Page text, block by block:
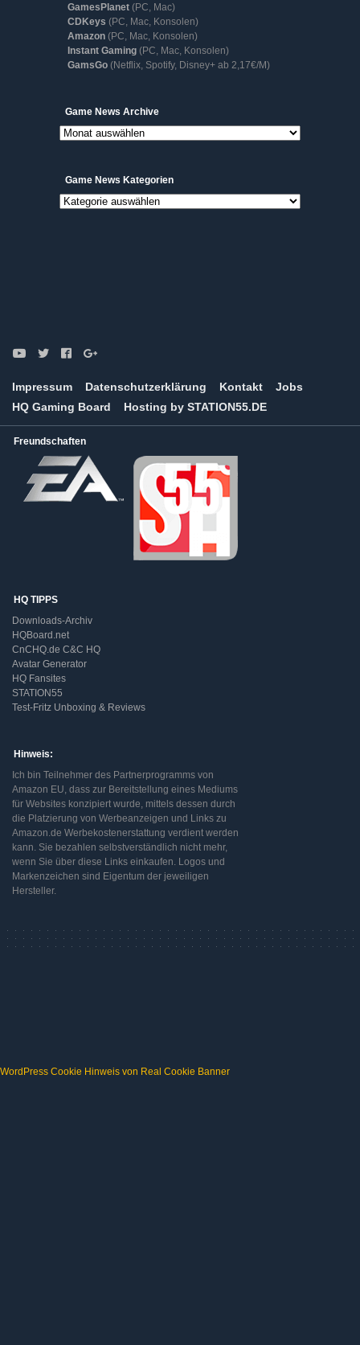
GamesPlanet (PC, Mac)
CDKeys (PC, Mac, Konsolen)
Amazon (PC, Mac, Konsolen)
Instant Gaming (PC, Mac, Konsolen)
GamsGo (Netflix, Spotify, Disney+ ab 2,17€/M)
Game News ArchiveGame
News
Archive
Game News Kategorien
Game
Impressum Datenschutzerklärung Kontakt
Jobs
HQ Gaming Board
Hosting by STATION55.DE
Freundschaften
HQ TIPPS
Downloads-Archiv
HQBoard.net
CnCHQ.de C&C HQ
Avatar Generator
HQ Fansites
STATION55
Test-Fritz Unboxing & Reviews
Hinweis:
Ich bin Teilnehmer des Partnerprogramms von
Amazon EU, dass zur Bereitstellung eines Mediums
für Websites konzipiert wurde, mittels dessen durch
die Platzierung von Werbeanzeigen und Links zu
Amazon.de Werbekostenerstattung verdient werden
kann. Sie bezahlen selbstverständlich nicht mehr,
wenn Sie über diese Links einkaufen. Logos und
Markenzeichen sind Eigentum der jeweiligen
Hersteller.
WordPress Cookie Hinweis von Real Cookie Banner